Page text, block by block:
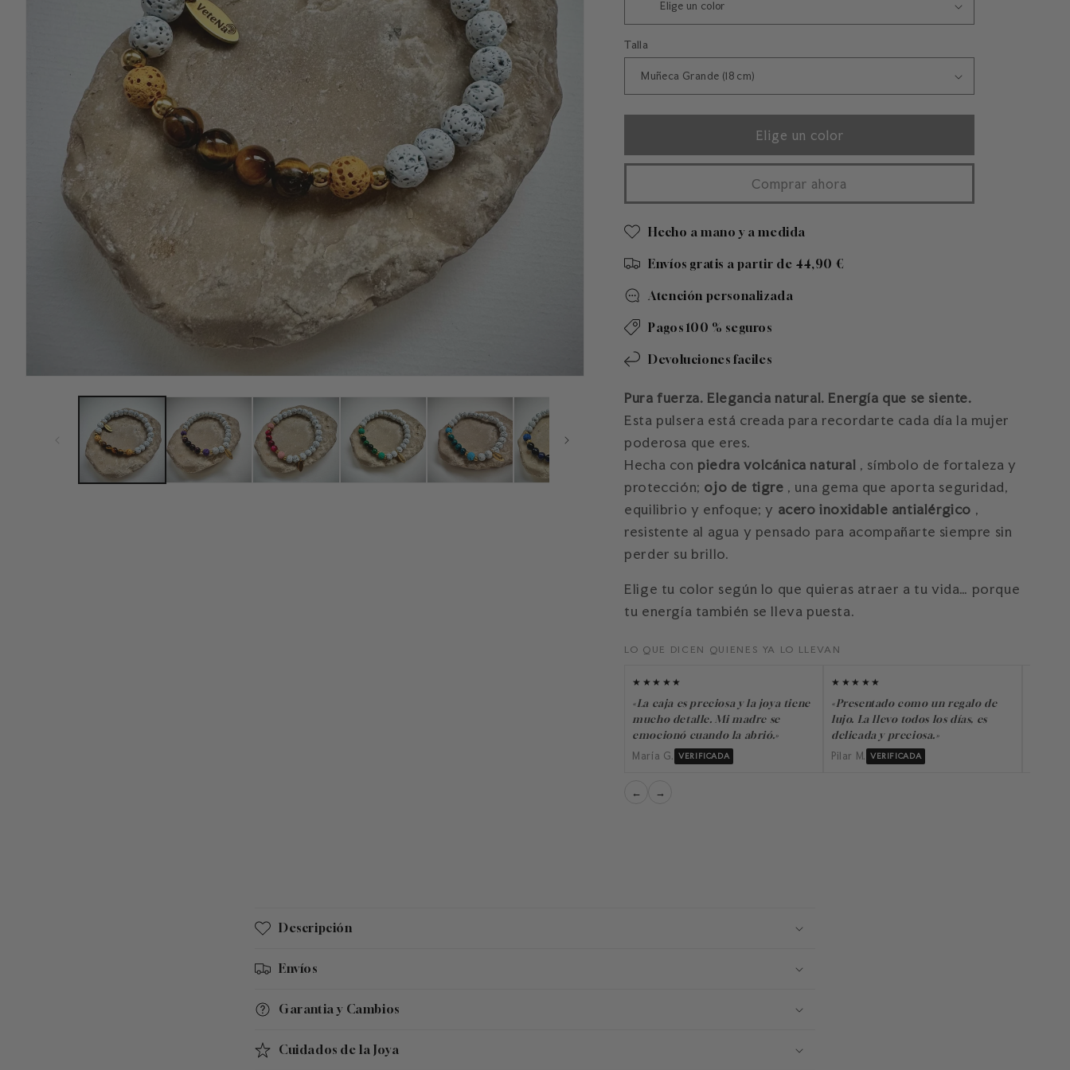
Talla
Elige un color
Comprar ahora
Hecho a mano y a medida
Envíos gratis a partir de 44,90 €
Atención personalizada
Pagos 100 % seguros
Devoluciones faciles
Pura fuerza. Elegancia natural. Energía que se siente.
Esta pulsera está creada para recordarte cada día la mujer
poderosa que eres.
Hecha conpiedra volcánica natural , símbolo de fortaleza y
protección; ojo de tigre , una gema que aporta seguridad,
equilibrio y enfoque; y acero inoxidable antialérgico ,
resistente al agua y pensado para acompañarte siempre sin
perder su brillo.
Elige tu color según lo que quieras atraer a tu vida… porque
tu energía también se lleva puesta.
LO QUE DICEN QUIENES YA LO LLEVAN
★★★★★
«La caja es preciosa y la joya tiene
mucho detalle. Mi madre se
emocionó cuando la abrió.»
María G. VERIFICADA
★★★★★
«Presentado como un regalo de
lujo. La llevo todos los días, es
delicada y preciosa.»
Pilar M. VERIFICADA
← →
C
n
e
n
Descripción
Envíos
Garantia y Cambios
Cuidados de la Joya